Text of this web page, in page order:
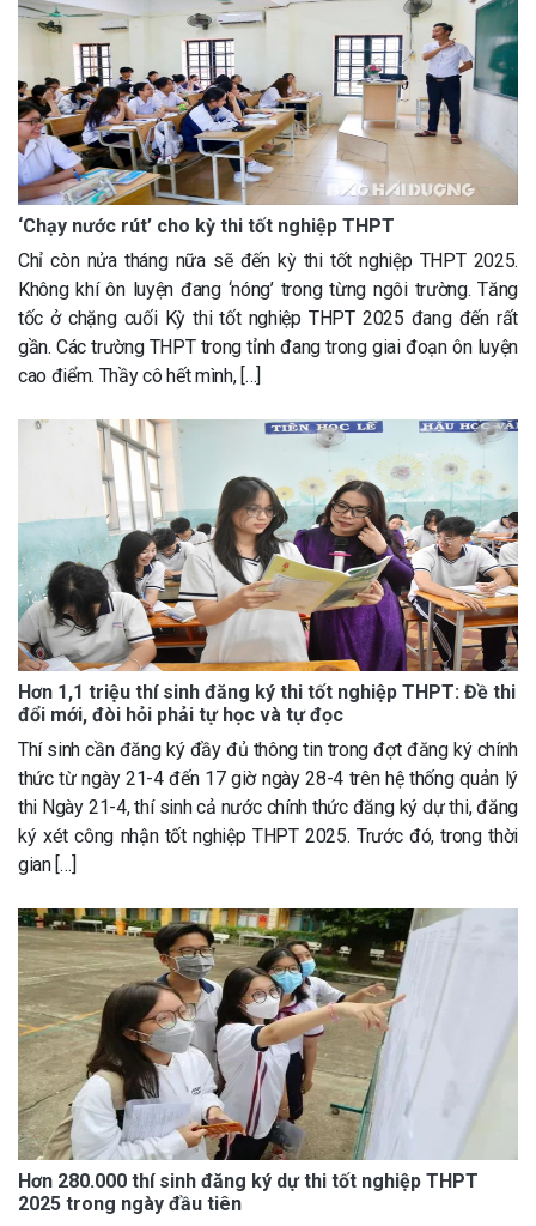
‘Chạy nước rút’ cho kỳ thi tốt nghiệp THPT
Chỉ còn nửa tháng nữa sẽ đến kỳ thi tốt nghiệp THPT 2025.
Không khí ôn luyện đang ‘nóng’ trong từng ngôi trường. Tăng
tốc ở chặng cuối Kỳ thi tốt nghiệp THPT 2025 đang đến rất
gần. Các trường THPT trong tỉnh đang trong giai đoạn ôn luyện
cao điểm. Thầy cô hết mình, […]
Hơn 1,1 triệu thí sinh đăng ký thi tốt nghiệp THPT: Đề thi
đổi mới, đòi hỏi phải tự học và tự đọc
Thí sinh cần đăng ký đầy đủ thông tin trong đợt đăng ký chính
thức từ ngày 21-4 đến 17 giờ ngày 28-4 trên hệ thống quản lý
thi Ngày 21-4, thí sinh cả nước chính thức đăng ký dự thi, đăng
ký xét công nhận tốt nghiệp THPT 2025. Trước đó, trong thời
gian […]
Hơn 280.000 thí sinh đăng ký dự thi tốt nghiệp THPT
2025 trong ngày đầu tiên